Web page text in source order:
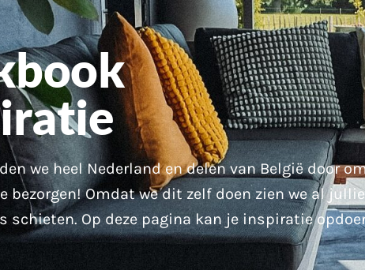
we heel Nederland en delen van België door
bezorgen! Omdat we dit zelf doen zien we al
schieten. Op deze pagina kan je inspiratie